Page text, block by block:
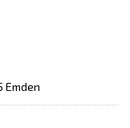
Emden